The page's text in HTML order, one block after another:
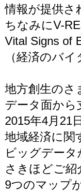
情報が提供さ
ちなみにV-
Vital Signs of
（経済のバ
地方創生のさ
データ面から
2015年4月21
地域経済に関
ビッグデー
さきほどご
9つのマップ